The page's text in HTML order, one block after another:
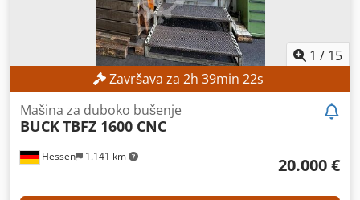
1 / 15
Završava za 2h 39min 20s
Hessen 1.141 km
Mašina za duboko bušenje
BUCKTBFZ 1600 CNC
20.000 €